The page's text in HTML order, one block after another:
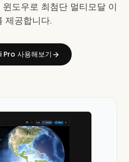
도우로 최첨단 멀티모달 이
제공합니다.
사용해보기